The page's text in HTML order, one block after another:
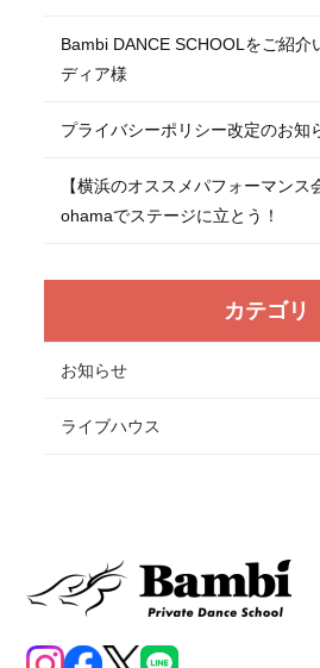
Bambi DANCE SCHOOLをご紹介
ディア様
プライバシーポリシー改定のお知
【横浜のオススメパフォーマン
ohamaでステージに立とう！
カテゴリ
お知らせ
ライブハウス